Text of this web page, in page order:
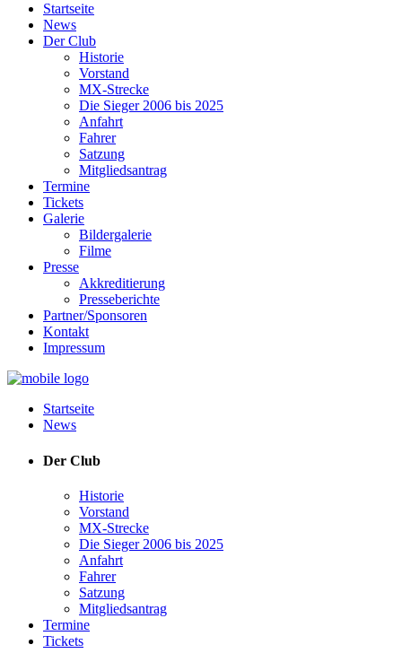
Startseite
News
Der Club
Historie
Vorstand
MX-Strecke
Die Sieger 2006 bis 2025
Anfahrt
Fahrer
Satzung
Mitgliedsantrag
Termine
Tickets
Galerie
Bildergalerie
Filme
Presse
Akkreditierung
Presseberichte
Partner/Sponsoren
Kontakt
Impressum
Startseite
News
Der Club
Historie
Vorstand
MX-Strecke
Die Sieger 2006 bis 2025
Anfahrt
Fahrer
Satzung
Mitgliedsantrag
Termine
Tickets